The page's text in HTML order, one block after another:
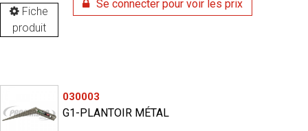
Fiche
produit
Se connecter pour voir les prix
030003
G1-PLANTOIR MÉTAL